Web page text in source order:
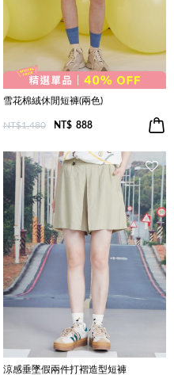
雪花棉絨休閒短褲(兩色)
NT$1,480 NT$ 888
涼感垂墜假兩件打褶造型短褲